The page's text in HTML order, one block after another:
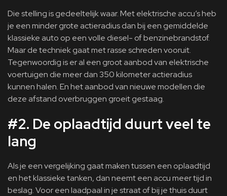
Die stelling is gedeeltelijk waar. Met elektrische accu’s heb
je een minder grote actieradius dan bij een gemiddelde
klassieke auto op een volle diesel- of benzinebrandstof.
Maar de techniek gaat met rasse schreden vooruit.
Tegenwoordig is er al een groot aanbod van elektrische
voertuigen die meer dan 350 kilometer actieradius
kunnen halen. En het aanbod van nieuwe modellen die
deze afstand overbruggen groeit gestaag.
#2. De oplaadtijd duurt veel te
lang
Als je een vergelijking gaat maken tussen een oplaadtijd
en het klassieke tanken, dan neemt een accu meer tijd in
beslag. Voor een laadpaal in je straat of bij je thuis duurt